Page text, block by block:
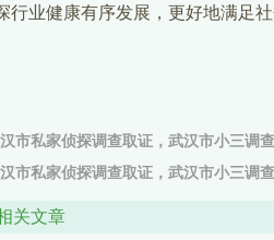
行业健康有序发展，更好地满足社
市私家侦探调查取证，武汉市小三调
市私家侦探调查取证，武汉市小三调
关文章